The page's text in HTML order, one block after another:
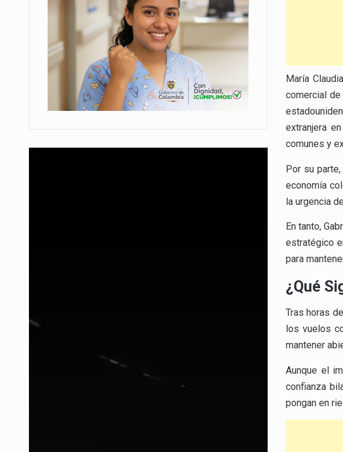
María
comercial
extranjera
comunes y
Por su
economía
la urgencia
En tanto,
estratégico
para
¿Qué
Tras horas
los vuelos
mantener
Aunque el
confianza
pongan en